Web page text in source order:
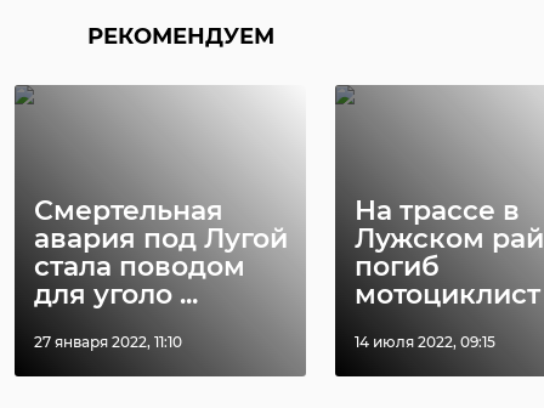
РЕКОМЕНДУЕМ
Смертельная
авария под Лугой
стала поводом
для уголо ...
27 января 2022, 11:10
На трассе в
Лужском
погиб
мотоциклист
14 июля 2022, 09:15
Ленобласти
полицейские
изъяли более 5 ...
Яхтенной